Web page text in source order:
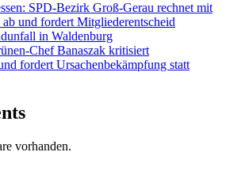
SPD-Bezirk Groß-Gerau rechnet mit
und fordert Mitgliederentscheid
in Waldenburg
Chef Banaszak kritisiert
fordert Ursachenbekämpfung statt
vorhanden.